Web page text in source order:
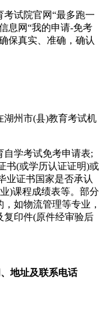
试院官网“最多跑一
息网“我的申请-免考
保真实、准确，确认
州市(县)教育考试机
学考试免考申请表;
书(或学历认证证明)或
业证书国家是否承认
)课程成绩表等。部分
如物流管理等专业，
复印件(原件经审验后
地址及联系电话